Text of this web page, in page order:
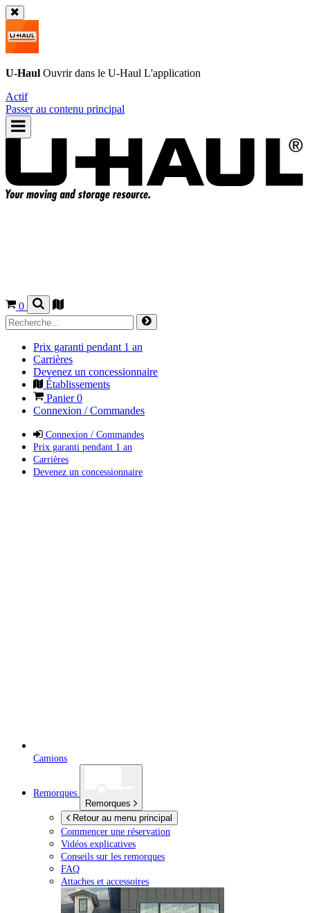
U-Haul Ouvrir dans le U-Haul L'application
Actif
Passer au contenu principal
0
Prix garanti pendant 1 an
Carrières
Devenez un concessionnaire
Établissements
Panier0
Connexion / Commandes
Connexion / Commandes
Prix garanti pendant 1 an
Carrières
Devenez un concessionnaire
Camions
Remorques
Remorques
Retour au menu principal
Commencer une réservation
Vidéos explicatives
Conseils sur les remorques
FAQ
Attaches et accessoires